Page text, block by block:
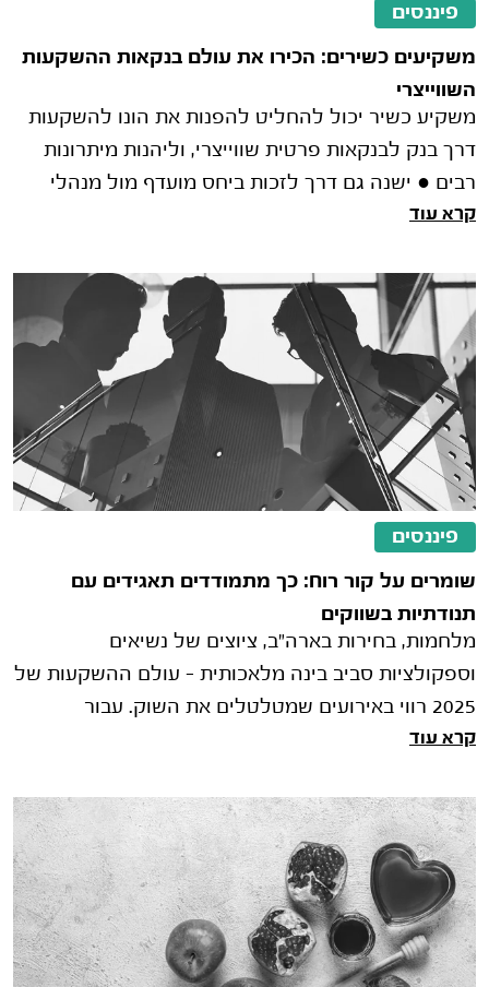
פיננסים
משקיעים כשירים: הכירו את עולם בנקאות ההשקעות
השווייצרי
משקיע כשיר יכול להחליט להפנות את הונו להשקעות
דרך בנק לבנקאות פרטית שווייצרי, וליהנות מיתרונות
רבים ● ישנה גם דרך לזכות ביחס מועדף מול מנהלי
ההשקעות הטובים בעולם, מ�
קרא עוד
פיננסים
שומרים על קור רוח: כך מתמודדים תאגידים עם
תנודתיות בשווקים
מלחמות, בחירות בארה"ב, ציוצים של נשיאים
וספקולציות סביב בינה מלאכותית – עולם ההשקעות של
2025 רווי באירועים שמטלטלים את השוק. עבור
תאגידים שמנהלים תיקי נוסטרו*, כל שינו�
קרא עוד